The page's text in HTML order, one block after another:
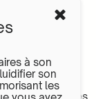
a été adapté
d'Erik
est limité
à son
son
les